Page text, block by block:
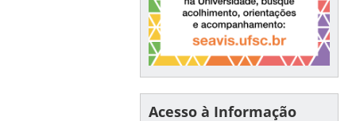
Acesso à Informação